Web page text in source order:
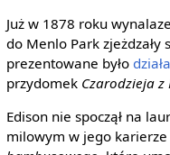
Już w 1878 roku
do Menlo Park
prezentowane było
przydomek Czarodzieja
Edison nie spoczął na
milowym w jego karierze